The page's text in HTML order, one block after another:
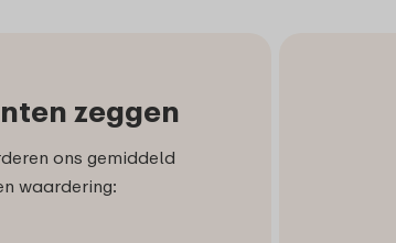
zeggen
ons gemiddeld
waardering: